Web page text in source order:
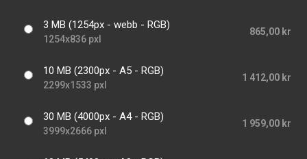
3 MB (1254px - webb - RGB)
1254x836 pxl
865,00 kr
10 MB (2300px - A5 - RGB)
2299x1533 pxl
1 412,00 kr
30 MB (4000px - A4 - RGB)
3999x2666 pxl
1 959,00 kr